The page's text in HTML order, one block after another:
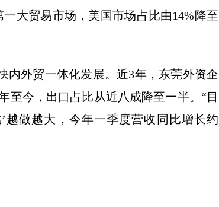
大贸易市场，美国市场占比由14%降至
外贸一体化发展。近3年，东莞外资企
至今，出口占比从近八成降至一半。“目
越做越大，今年一季度营收同比增长约